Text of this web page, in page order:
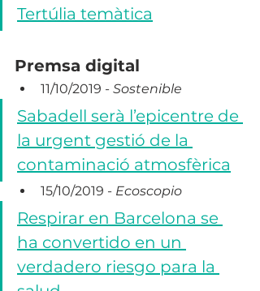
Tertúlia temàtica
Premsa digital
11/10/2019 - Sostenible
Sabadell serà l’epicentre de
la urgent gestió de la
contaminació atmosfèrica
15/10/2019 - Ecoscopio
Respirar en Barcelona se
ha convertido en un
verdadero riesgo para la